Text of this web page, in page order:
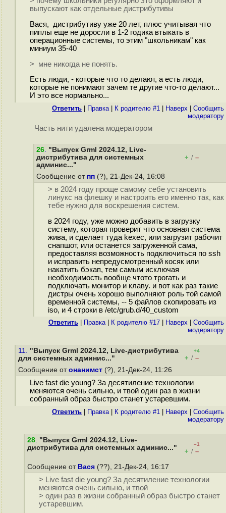
выпускают как отдельные дистрибутивы
Вася, дистрибутиву уже 20 лет, плюс учитывая что
пиплы еще не доросли в 1-2 годика втыкать в
операционные системы, то этим "школьникам" как
миниум 35-40
> мне никогда не понять.
Есть люди, - которые что то делают, а есть люди,
которые не понимают зачем те другие что-то делают...
И это все нормально...
Ответить Правка| К родителю #1 Наверх
Cообщить
модератору
Часть нити удалена модератором
26. "Выпуск Grml 2024.12, Live-
дистрибутива для системных
админис..."
+ / –
Сообщение от пп (?), 21-Дек-24, 16:08
> в 2024 году проще самому себе установить
линукс на флешку и настроить его именно так, как
тебе нужно для воскрешения систем.
в 2024 году, уже можно добавить в загрузку
систему, которая проверит что основная система
жива, и сделает туда kexec, или загрузит рабочит
снапшот, или останется загруженной сама,
предоставляя возможность подключиться по ssh
и исправить непредусмотренный косяк или
накатить бэкап, тем самым исключая
необходимость вообще чтото трогать и
подключать монитор и клаву. и вот как раз такие
дистры очень хорошо выполняют роль той самой
временной системы, -- 5 файлов скопировать из
iso, и 4 строки в /etc/grub.d/40_custom
Ответить Правка| К родителю #17 Наверх
Cообщить
модератору
11. "Выпуск Grml 2024.12, Live-дистрибутива
для системных админис..."
+4
+ / –
Сообщение от онанимст (?), 21-Дек-24, 11:26
Live fast die young? За десятиление технологии
меняются очень сильно, и твой один раз в жизни
собранный образ быстро станет устаревшим.
Ответить Правка| К родителю #1 Наверх
Cообщить
модератору
28. "Выпуск Grml 2024.12, Live-
дистрибутива для системных админис..."
–1
+ / –
Сообщение от Вася (??), 21-Дек-24, 16:17
> Live fast die young? За десятиление технологии
меняются очень сильно, и твой
> один раз в жизни собранный образ быстро станет
устаревшим.